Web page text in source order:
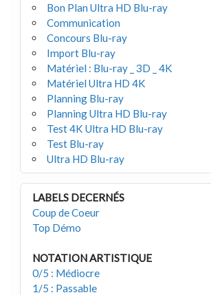
Bon Plan Ultra HD Blu-ray
Communication
Concours Blu-ray
Import Blu-ray
Matériel : Blu-ray _ 3D _ 4K
Matériel Ultra HD 4K
Planning Blu-ray
Planning Ultra HD Blu-ray
Test 4K Ultra HD Blu-ray
Test Blu-ray
Ultra HD Blu-ray
LABELS DECERNÉS
Coup de Coeur
Top Démo
NOTATION ARTISTIQUE
0/5 : Médiocre
1/5 : Passable